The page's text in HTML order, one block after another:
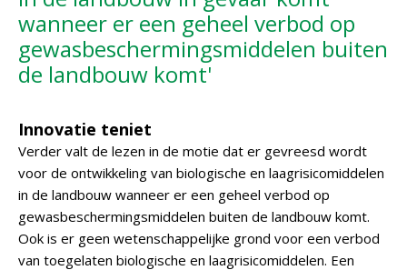
wanneer er een geheel verbod op
gewasbeschermingsmiddelen buiten
de landbouw komt'
Innovatie teniet
Verder valt de lezen in de motie dat er gevreesd wordt
voor de ontwikkeling van biologische en laagrisicomiddelen
in de landbouw wanneer er een geheel verbod op
gewasbeschermingsmiddelen buiten de landbouw komt.
Ook is er geen wetenschappelijke grond voor een verbod
van toegelaten biologische en laagrisicomiddelen. Een